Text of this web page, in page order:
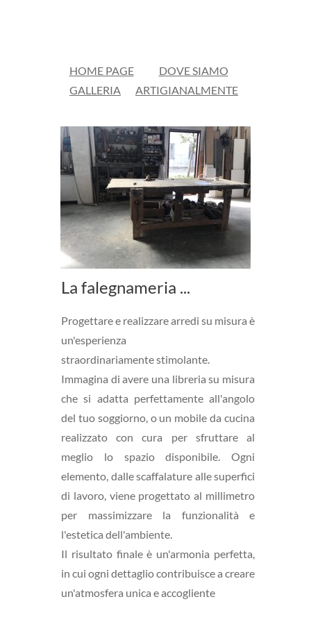
HOME PAGE
DOVE SIAMO
GALLERIA
ARTIGIANALMENTE
La falegnameria ...
Progettare e realizzare arredi su misura è
un'esperienza
straordinariamente stimolante.
Immagina di avere una libreria su misura
che si adatta perfettamente all'angolo
del tuo soggiorno, o un mobile da cucina
realizzato con cura per sfruttare al
meglio lo spazio disponibile. Ogni
elemento, dalle scaffalature alle superfici
di lavoro, viene progettato al millimetro
per massimizzare la funzionalità e
l'estetica dell'ambiente.
Il risultato finale è un'armonia perfetta,
in cui ogni dettaglio contribuisce a creare
un'atmosfera unica e accogliente